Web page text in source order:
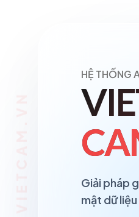
HỆ THỐNG
Giải pháp
mật dữ